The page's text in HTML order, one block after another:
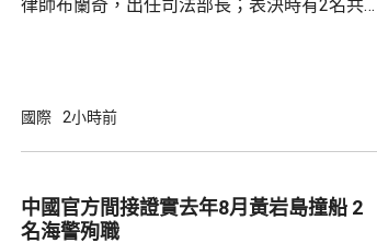
200毫米，預計「白海豚」移動速...
律師布蘭奇，出任司法部長；表決時有2名共
邦迪後，由52歲的布蘭奇擔任代理司法部長。
國際 2小時前
中國官方間接證實去年8月黃岩島撞船 2
名海警殉職